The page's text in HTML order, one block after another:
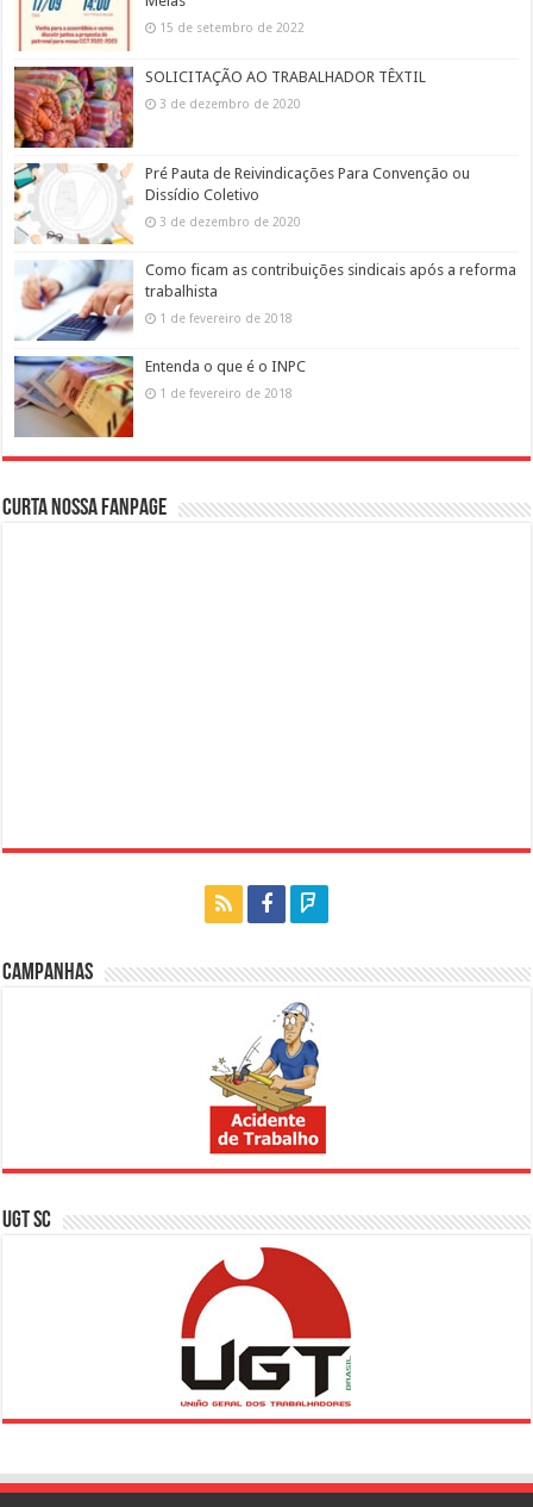
15 de setembro de 2022
SOLICITAÇÃO AO TRABALHADOR TÊXTIL
3 de dezembro de 2020
Pré Pauta de Reivindicações Para Convenção ou
Dissídio Coletivo
3 de dezembro de 2020
Como ficam as contribuições sindicais após a reforma
trabalhista
1 de fevereiro de 2018
Entenda o que é o INPC
1 de fevereiro de 2018
Curta nossa fanpage
Campanhas
UGT SC